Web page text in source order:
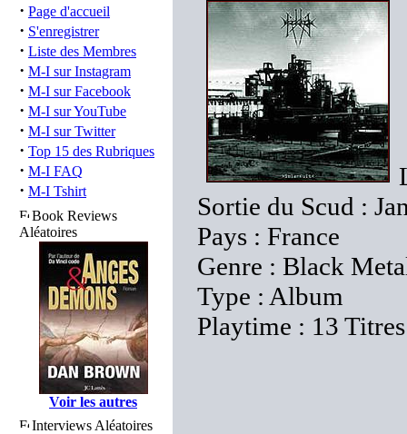
· Page d'accueil
· S'enregistrer
· Liste des Membres
· M-I sur Instagram
· M-I sur Facebook
· M-I sur YouTube
· M-I sur Twitter
· Top 15 des Rubriques
· M-I FAQ
· M-I Tshirt
Book Reviews
Aléatoires
Voir les autres
Interviews Aléatoires
Sortie du Scud :
Pays : France
Genre : Black
Type : Album
Playtime : 13